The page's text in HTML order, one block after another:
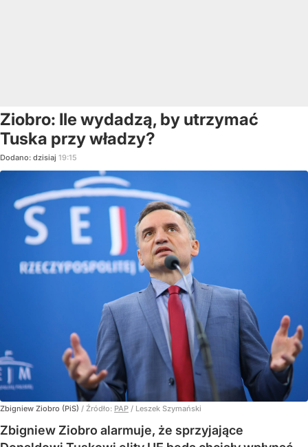
Ziobro: Ile wydadzą, by utrzymać
Tuska przy władzy?
Dodano: dzisiaj 19:15
Zbigniew Ziobro (PiS) / Źródło: PAP / Leszek Szymański
Zbigniew Ziobro alarmuje, że sprzyjające